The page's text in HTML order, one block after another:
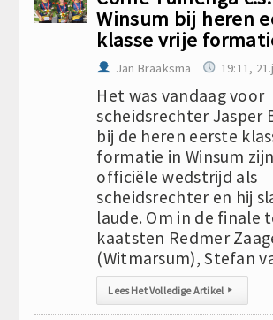
Winsum bij heren
klasse vrije
Jan Braaksma 19:11,
Het was vandaag voor
scheidsrechter Jasper
bij de heren eerste
formatie in Winsum
officiële wedstrijd als
scheidsrechter en hij
laude. Om in de finale
kaatsten Redmer
(Witmarsum), Stefan
Lees Het Volledige Artikel ▸